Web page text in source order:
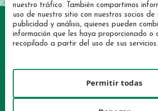
nuestro tráfico. También compartimos
uso de nuestro sitio con nuestros socios de
publicidad y análisis, quienes pueden
información que les haya proporcionado o
recopilado a partir del uso de sus servicios.
Permitir todas